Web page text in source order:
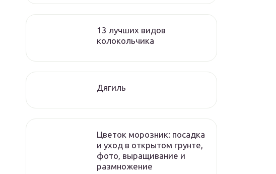
13 лучших видов
колокольчика
Дягиль
Цветок морозник: посадка
и уход в открытом грунте,
фото, выращивание и
размножение